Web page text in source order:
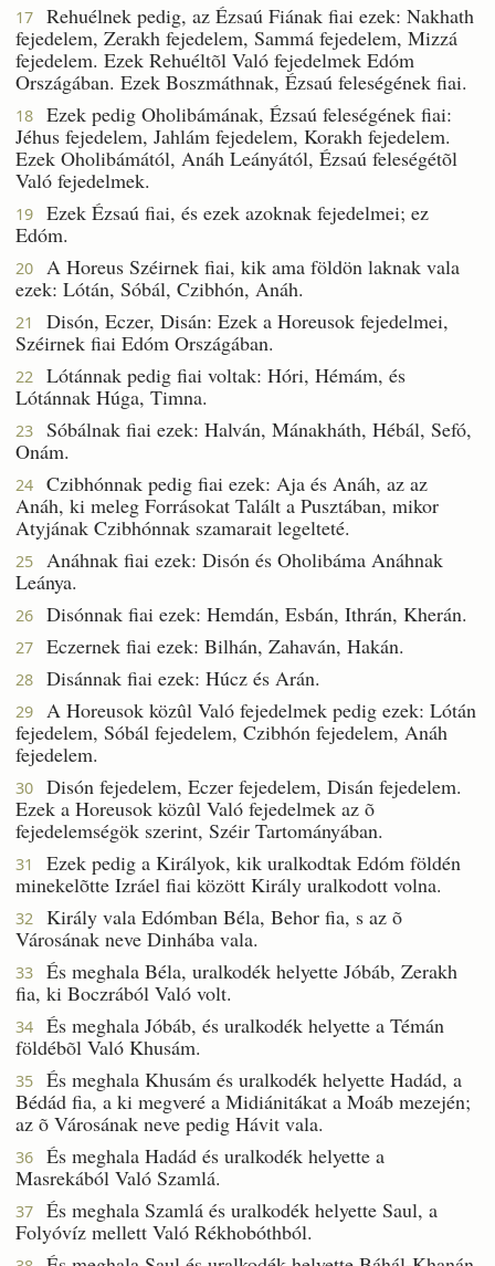
17
Rehuélnek pedig, az Ézsaú Fiának fiai ezek: Nakhath
fejedelem, Zerakh fejedelem, Sammá fejedelem, Mizzá
fejedelem. Ezek Rehuéltõl Való fejedelmek Edóm
Országában. Ezek Boszmáthnak, Ézsaú feleségének fiai.
18
Ezek pedig Oholibámának, Ézsaú feleségének fiai:
Jéhus fejedelem, Jahlám fejedelem, Korakh fejedelem.
Ezek Oholibámától, Anáh Leányától, Ézsaú feleségétõl
Való fejedelmek.
19
Ezek Ézsaú fiai, és ezek azoknak fejedelmei; ez
Edóm.
20
A Horeus Széirnek fiai, kik ama földön laknak vala
ezek: Lótán, Sóbál, Czibhón, Anáh.
21
Disón, Eczer, Disán: Ezek a Horeusok fejedelmei,
Széirnek fiai Edóm Országában.
22
Lótánnak pedig fiai voltak: Hóri, Hémám, és
Lótánnak Húga, Timna.
23
Sóbálnak fiai ezek: Halván, Mánakháth, Hébál, Sefó,
Onám.
24
Czibhónnak pedig fiai ezek: Aja és Anáh, az az
Anáh, ki meleg Forrásokat Talált a Pusztában, mikor
Atyjának Czibhónnak szamarait legelteté.
25
Anáhnak fiai ezek: Disón és Oholibáma Anáhnak
Leánya.
26 Disónnak fiai ezek: Hemdán, Esbán, Ithrán, Kherán.
27 Eczernek fiai ezek: Bilhán, Zahaván, Hakán.
28 Disánnak fiai ezek: Húcz és Arán.
29
A Horeusok közûl Való fejedelmek pedig ezek: Lótán
fejedelem, Sóbál fejedelem, Czibhón fejedelem, Anáh
fejedelem.
30
Disón fejedelem, Eczer fejedelem, Disán fejedelem.
Ezek a Horeusok közûl Való fejedelmek az õ
fejedelemségök szerint, Széir Tartományában.
31
Ezek pedig a Királyok, kik uralkodtak Edóm földén
minekelõtte Izráel fiai között Király uralkodott volna.
32
Király vala Edómban Béla, Behor fia, s az õ
Városának neve Dinhába vala.
33
És meghala Béla, uralkodék helyette Jóbáb, Zerakh
fia, ki Boczrából Való volt.
34
És meghala Jóbáb, és uralkodék helyette a Témán
földébõl Való Khusám.
35
És meghala Khusám és uralkodék helyette Hadád, a
Bédád fia, a ki megveré a Midiánitákat a Moáb mezején;
az õ Városának neve pedig Hávit vala.
36
És meghala Hadád és uralkodék helyette a
Masrekából Való Szamlá.
37
És meghala Szamlá és uralkodék helyette Saul, a
Folyóvíz mellett Való Rékhobóthból.